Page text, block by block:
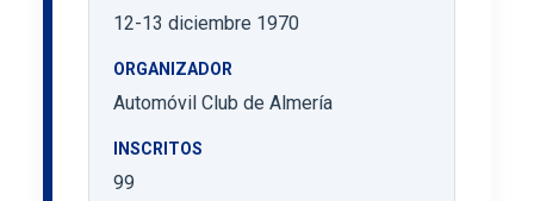
12-13 diciembre 1970
ORGANIZADOR
Automóvil Club de Almería
INSCRITOS
99